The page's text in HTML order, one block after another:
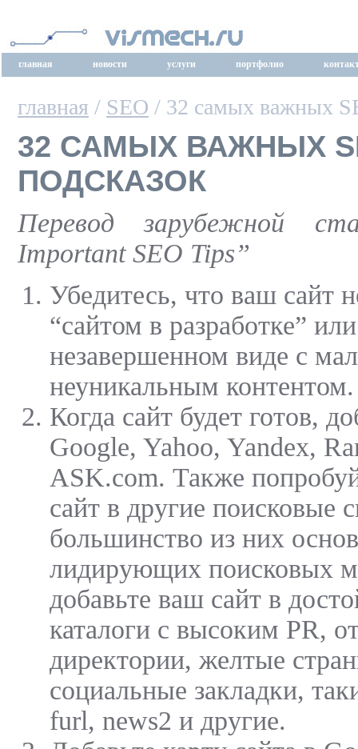
главная новости услуги портфолио
главная / SEO / 32 самых важных
32 САМЫХ ВАЖНЫХ
ПОДСКАЗОК
Перевод зарубежной
Important SEO Tips”
Убедитесь, что ваш сайт
“сайтом в разработке”
незавершенном виде с
неуникальным контентом.
Когда сайт будет готов,
Google, Yahoo, Yandex,
ASK.com. Также
сайт в другие поисковые
большинство из них
лидирующих поисковых
добавьте ваш сайт в
каталоги с высоким PR,
директории, желтые
социальные закладки,
furl, news2 и другие.